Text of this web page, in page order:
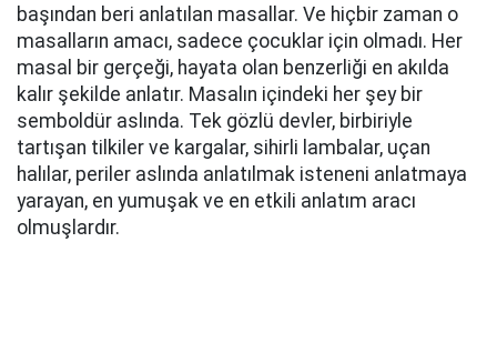
başından beri anlatılan masallar. Ve hiçbir zaman o
masalların amacı, sadece çocuklar için olmadı. Her
masal bir gerçeği, hayata olan benzerliği en akılda
kalır şekilde anlatır. Masalın içindeki her şey bir
semboldür aslında. Tek gözlü devler, birbiriyle
tartışan tilkiler ve kargalar, sihirli lambalar, uçan
halılar, periler aslında anlatılmak isteneni anlatmaya
yarayan, en yumuşak ve en etkili anlatım aracı
olmuşlardır.